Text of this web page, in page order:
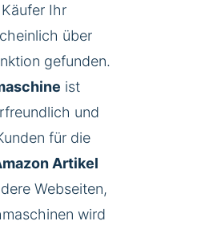
Ihr
über
gefunden.
ist
und
für die
Artikel
Webseiten,
wird